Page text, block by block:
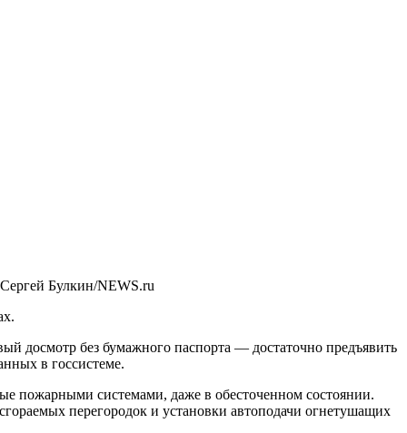
Булкин/NEWS.ru
досмотр без бумажного паспорта — достаточно предъявить
в госсистеме.
пожарными системами, даже в обесточенном состоянии.
перегородок и установки автоподачи огнетушащих